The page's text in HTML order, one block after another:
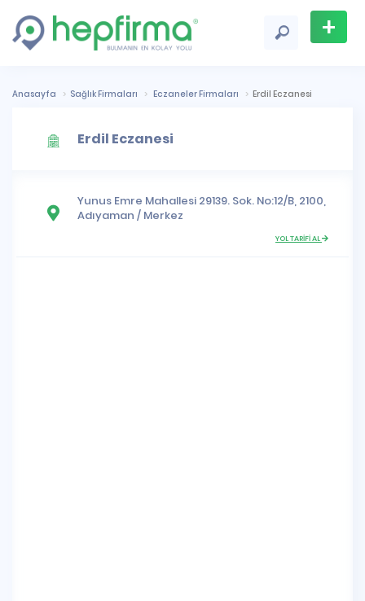
+
Anasayfa Sağlık Firmaları Eczaneler Firmaları Erdil Eczanesi
Erdil Eczanesi
Yunus Emre Mahallesi 29139. Sok. No:12/B, 2100,
Adıyaman / Merkez
YOL TARİFİ AL